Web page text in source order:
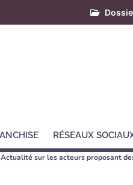
RÉSEAUX
Actualité sur les acteurs proposant